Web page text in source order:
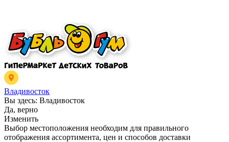
Владивосток
Вы здесь: Владивосток
Да, верно
Изменить
Выбор местоположения необходим для правильного
отображения ассортимента, цен и способов доставки